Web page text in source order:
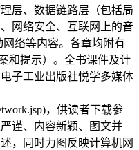
层、数据链路层（包括局
网络安全、互联网上的音
络等内容。各章均附有
和提示）。全书课件及计
子工业出版社悦学多媒体
，供读者下载参
谨、内容新颖、图文并
，同时力图反映计算机网